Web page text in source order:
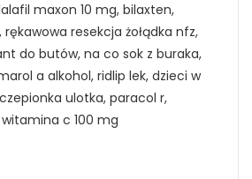
maxon 10 mg, bilaxten,
resekcja żołądka nfz,
do butów, na co sok z buraka,
a alkohol, ridlip lek, dzieci w
ulotka, paracol r,
c 100 mg